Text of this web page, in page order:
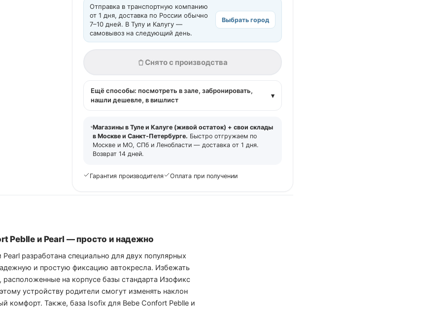
Отправка в транспортную компанию
от 1 дня, доставка по России обычно
7–10 дней. В Тулу и Калугу —
самовывоз на следующий день.
Выбрать город
Снято с производства
Ещё способы: посмотреть в зале, забронировать,
нашли дешевле, в вишлист
▾
Магазины в Туле и Калуге (живой остаток) + свои склады
в Москве и Санкт-Петербурге. Быстро отгружаем по
Москве и МО, СПб и Ленобласти — доставка от 1 дня.
Возврат 14 дней.
Гарантия производителя Оплата при получении
Peblle и Pearl — просто и надежно
разработана специально для двух популярных
и простую фиксацию автокресла. Избежать
на корпусе базы стандарта Изофикс
устройству родители смогут изменять наклон
комфорт. Также, база Isofix для Bebe Confort Peblle и